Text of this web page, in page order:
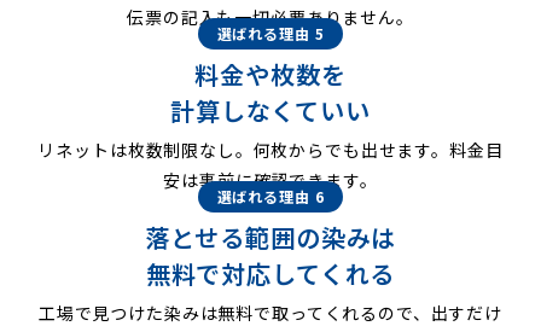
伝票の記入も一切必要ありません。
選ばれる理由 5
料金や枚数を
計算しなくていい
リネットは枚数制限なし。何枚からでも出せます。料金目
安は事前に確認できます。
選ばれる理由 6
落とせる範囲の染みは
無料で対応してくれる
工場で見つけた染みは無料で取ってくれるので、出すだけ